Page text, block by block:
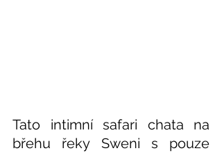
Tato intimní safari chata na
břehu řeky Sweni s pouze